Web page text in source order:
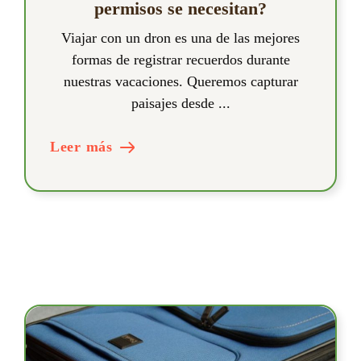
permisos se necesitan?
Viajar con un dron es una de las mejores
formas de registrar recuerdos durante
nuestras vacaciones. Queremos capturar
paisajes desde ...
Leer más